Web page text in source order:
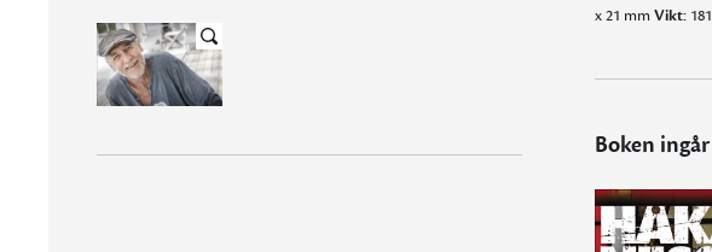
x 21 mmVikt:
Boken